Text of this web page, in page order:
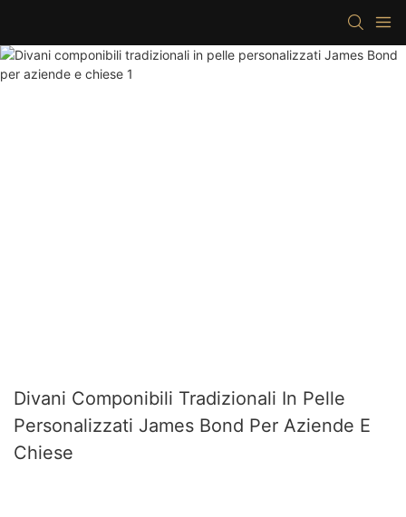
Divani Componibili Tradizionali In Pelle
Personalizzati James Bond Per Aziende E
Chiese